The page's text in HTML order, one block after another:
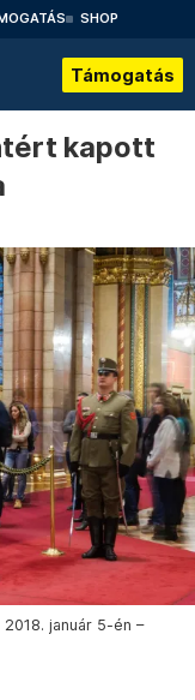
SHOP
Támogatás
kapott
január 5-én –